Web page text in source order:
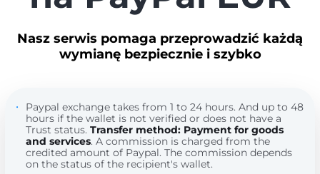
Nasz serwis pomaga przeprowadzić każdą
wymianę bezpiecznie i szybko
Paypal exchange takes from 1 to 24 hours. And up to 48
hours if the wallet is not verified or does not have a
Trust status. Transfer method: Payment for goods
and services. A commission is charged from the
credited amount of Paypal. The commission depends
on the status of the recipient's wallet.